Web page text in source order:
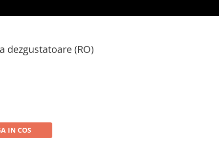
dezgustatoare (RO)
IN COS